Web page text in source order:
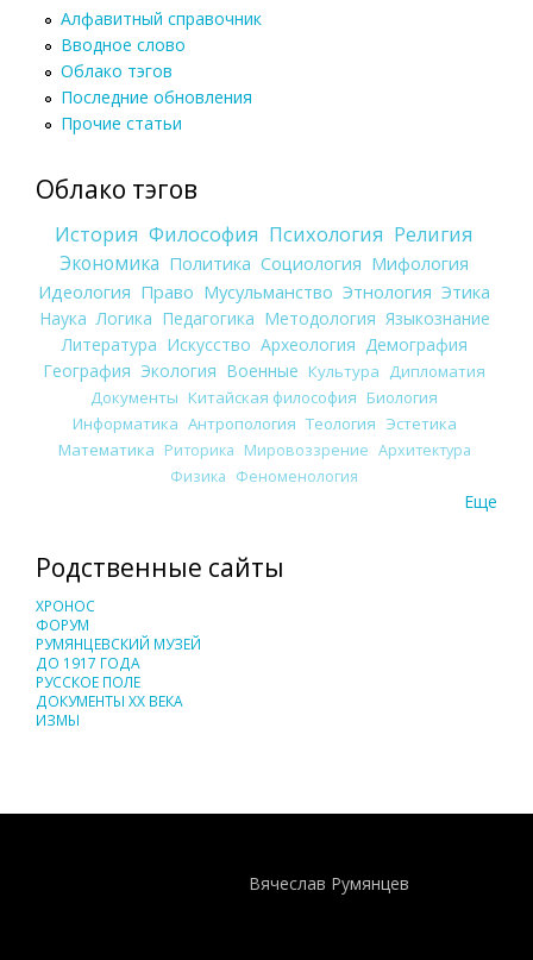
Алфавитный справочник
Вводное слово
Облако тэгов
Последние обновления
Прочие статьи
Облако тэгов
История Философия Психология Религия
Экономика Политика Социология Мифология
Идеология Право Мусульманство Этнология Этика
Наука Логика Педагогика Методология Языкознание
Литература Искусство Археология Демография
География Экология Военные Культура
Дипломатия
Документы Китайская философия Биология
Информатика Антропология Теология Эстетика
Математика Риторика Мировоззрение Архитектура
Физика Феноменология
Еще
Родственные сайты
ХРОНОС
ФОРУМ
РУМЯНЦЕВСКИЙ МУЗЕЙ
ДО 1917 ГОДА
РУССКОЕ ПОЛЕ
ДОКУМЕНТЫ XX ВЕКА
ИЗМЫ
Вячеслав Румянцев